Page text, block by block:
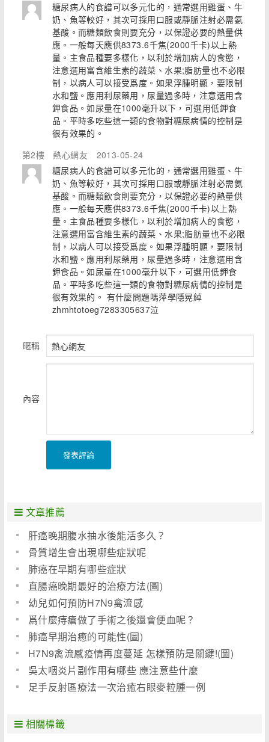
糖尿病人的食譜可以多元化的，通常選用雞蛋、牛
奶、魚等較好，其次可採用口服或靜脈注射必需氨
基酸。而糖類飲食則要充分，以保證必要的熱量供
應。一般每天應供8373.6千焦(2000千卡)以上熱
量。主食品種要多樣化，以利於增加病人的食慾，
注意選用富含維生素的蔬菜、水果;脂肪量也不必限
制，以病人可以接受爲度。如果浮腫明顯，要限制
水和鹽。應用利尿藥用，尿量過多時，注意選用含
鉀食品。如尿量在1000毫升以下，可選用低鉀食
品。平時多吃些這一類的食物對糖尿病情的控制是
很有效果的。
第2樓
熱心網友
2013-05-24
糖尿病人的食譜可以多元化的，通常選用雞蛋、牛
奶、魚等較好，其次可採用口服或靜脈注射必需氨
基酸。而糖類飲食則要充分，以保證必要的熱量供
應。一般每天應供8373.6千焦(2000千卡)以上熱
量。主食品種要多樣化，以利於增加病人的食慾，
注意選用富含維生素的蔬菜、水果;脂肪量也不必限
制，以病人可以接受爲度。如果浮腫明顯，要限制
水和鹽。應用利尿藥用，尿量過多時，注意選用含
鉀食品。如尿量在1000毫升以下，可選用低鉀食
品。平時多吃些這一類的食物對糖尿病情的控制是
很有效果的。 有什麼問題嗎萍學隱晃綽
zhmhtotoeg7283305637泣
暱稱
內容
發表評論
文章推薦
肝癌晚期腹水抽水後能活多久？
骨質增生會出現哪些症狀呢
肺癌在早期有哪些症狀
直腸癌晚期最好的治療方法(圖)
幼兒如何預防H7N9禽流感
爲什麼痔瘡做了手術之後還會便血呢？
肺癌早期治癒的可能性(圖)
H7N9禽流感疫情再度蔓延 怎樣預防是關鍵!(圖)
吳太咽炎片副作用有哪些 應注意些什麼
足手反射區療法一次治癒右眼麥粒腫一例
相關標籤